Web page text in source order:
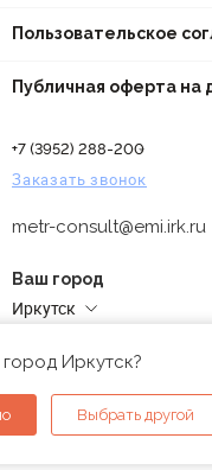
Пользовательское
Публичная оферта
+7 (3952) 288-200
Заказать звонок
metr-consult@emi.irk.ru
Ваш город
Иркутск
Иркутск?
Выбрать другой